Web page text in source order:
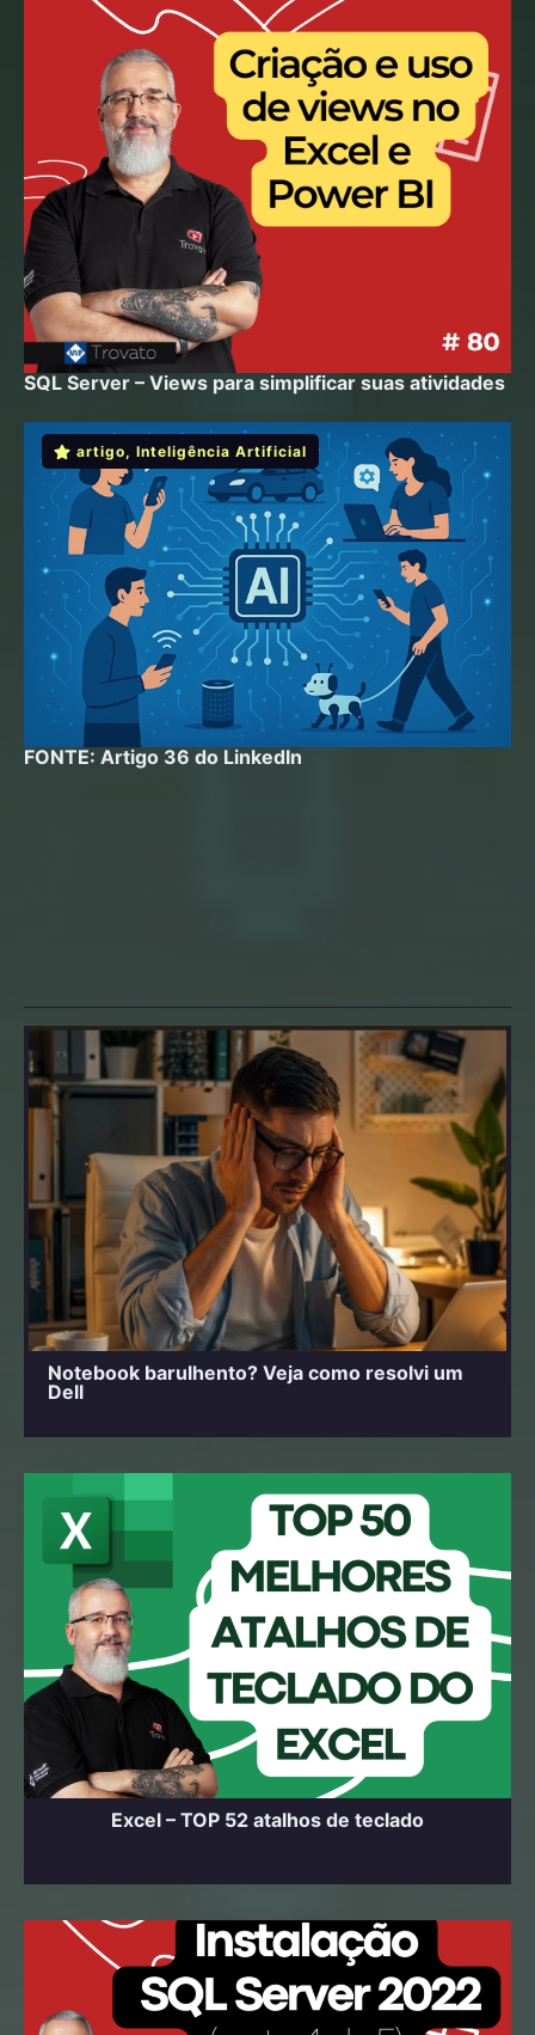
SQL Server – Views para simplificar suas atividades
artigo, Inteligência Artificial
FONTE: Artigo 36 do LinkedIn
Notebook barulhento? Veja como resolvi um
Dell
Excel – TOP 52 atalhos de teclado